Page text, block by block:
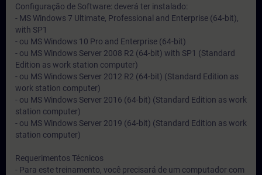
Configuração de Software: deverá ter instalado:
- MS Windows 7 Ultimate, Professional and Enterprise (64-bit),
with SP1
- ou MS Windows 10 Pro and Enterprise (64-bit)
- ou MS Windows Server 2008 R2 (64-bit) with SP1 (Standard
Edition as work station computer)
- ou MS Windows Server 2012 R2 (64-bit) (Standard Edition as
work station computer)
- ou MS Windows Server 2016 (64-bit) (Standard Edition as work
station computer)
- ou MS Windows Server 2019 (64-bit) (Standard Edition as work
station computer)
Requerimentos Técnicos
- Para este treinamento, você precisará de um computador com